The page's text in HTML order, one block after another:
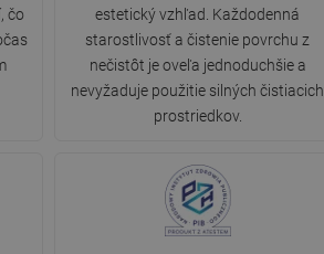
čo
estetický vzhľad. Každodenná
starostlivosť a čistenie povrchu z
nečistôt je oveľa jednoduchšie a
nevyžaduje použitie silných čistiacich
prostriedkov.